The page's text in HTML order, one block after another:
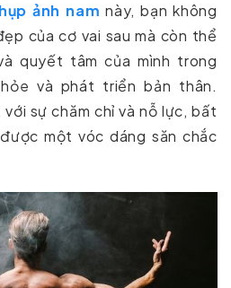
ảnh nam này, bạn không
của cơ vai sau mà còn thể
quyết tâm của mình trong
và phát triển bản thân.
với sự chăm chỉ và nỗ lực, bất
một vóc dáng săn chắc